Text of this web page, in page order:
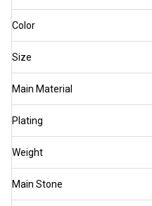
Color
Size
Main Material
Plating
Weight
Main Stone